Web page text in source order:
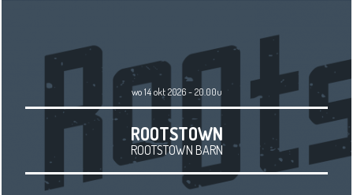
wo 14 okt 2026 - 20.00u
ROOTSTOWN
ROOTSTOWN BARN